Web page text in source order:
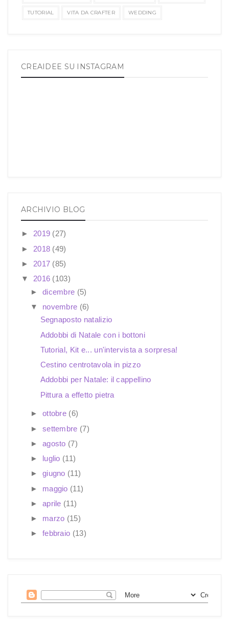
TUTORIAL VITA DA CRAFTER WEDDING
CREAIDEE SU INSTAGRAM
ARCHIVIO BLOG
► 2019 (27)
► 2018 (49)
► 2017 (85)
▼ 2016 (103)
► dicembre (5)
▼ novembre (6)
Segnaposto natalizio
Addobbi di Natale con i bottoni
Tutorial, Kit e... un'intervista a sorpresa!
Cestino centrotavola in pizzo
Addobbi per Natale: il cappellino
Pittura a effetto pietra
► ottobre (6)
► settembre (7)
► agosto (7)
► luglio (11)
► giugno (11)
► maggio (11)
► aprile (11)
► marzo (15)
► febbraio (13)